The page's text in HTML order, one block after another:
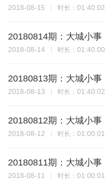
2018-08-15 时长： 01:40:02
20180814期：大城小事
2018-08-14 时长： 01:40:00
20180813期：大城小事
2018-08-13 时长： 01:40:02
20180812期：大城小事
2018-08-12 时长： 01:00:01
20180811期：大城小事
2018-08-11 时长： 01:00:01